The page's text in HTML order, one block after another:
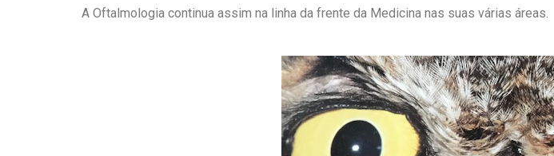
A Oftalmologia continua assim na linha da frente da Medicina nas suas várias áreas.